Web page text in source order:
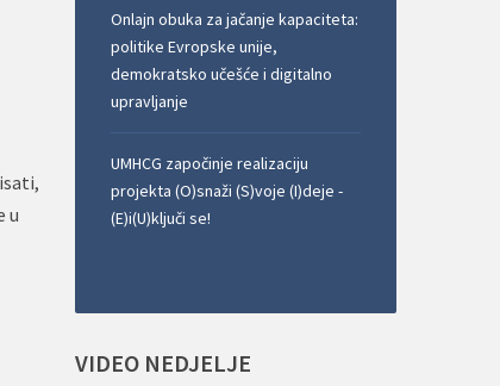
u
Onlajn obuka za jačanje kapaciteta:
politike Evropske unije,
demokratsko učešće i digitalno
upravljanje
UMHCG započinje realizaciju
projekta (O)snaži (S)voje (I)deje -
(E)i(U)ključi se!
VIDEO NEDJELJE